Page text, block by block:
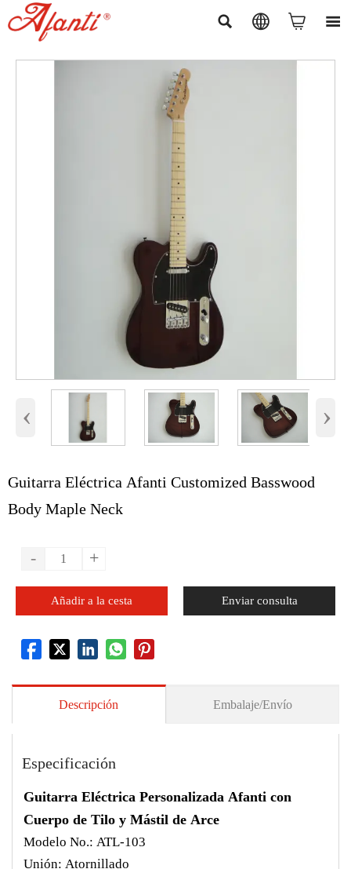
   
‹ ›
Guitarra Eléctrica Afanti Customized Basswood
Body Maple Neck
- +
Añadir a la cesta Enviar consulta
Descripción Embalaje/Envío
Especificación
Guitarra Eléctrica Personalizada Afanti con
Cuerpo de Tilo y Mástil de Arce
Modelo No.: ATL-103
Unión: Atornillado